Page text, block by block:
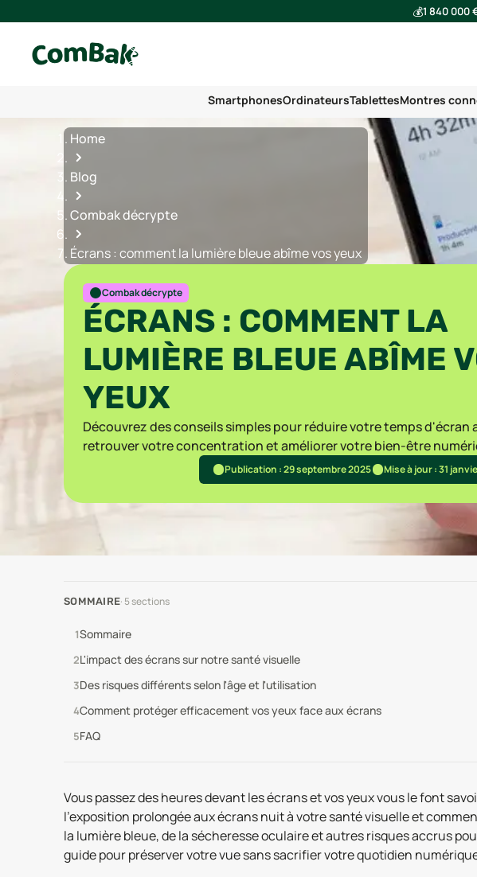
💰1 840 000
SmartphonesOrdinateursTablettesMontres
Home
Blog
Combak décrypte
Écrans : comment la lumière bleue abîme vos yeux
Combak décrypte
ÉCRANS : COMMENT LA
LUMIÈRE BLEUE ABÎME
YEUX
Découvrez des conseils simples pour réduire votre temps d'écran
retrouver votre concentration et améliorer votre bien-être
Publication : 29 septembre 2025 Mise à jour : 31
SOMMAIRE· 5sections
Sommaire
L'impact des écrans sur notre santé visuelle
Des risques différents selon l'âge et l'utilisation
Comment protéger efficacement vos yeux face aux écrans
FAQ
Vous passez des heures devant les écrans et vos yeux vous le font
l’exposition prolongée aux écrans nuit à votre santé visuelle et
la lumière bleue, de la sécheresse oculaire et autres risques accrus
guide pour préserver votre vue sans sacrifier votre quotidien